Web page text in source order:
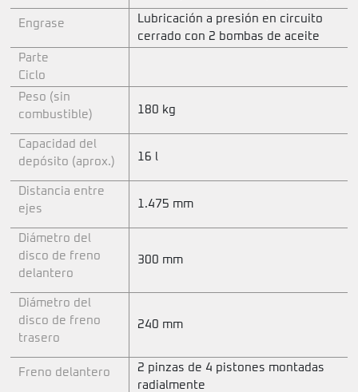
Engrase
Lubricación a presión en circuito
cerrado con 2 bombas de aceite
Parte
Ciclo
Peso (sin
combustible)
180 kg
Capacidad del
depósito (aprox.)
16 l
Distancia entre
ejes
1.475 mm
Diámetro del
disco de freno
delantero
300 mm
Diámetro del
disco de freno
trasero
240 mm
Freno delantero
2 pinzas de 4 pistones montadas
radialmente